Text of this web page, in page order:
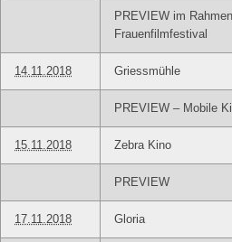
PREVIEW im
Frauenfilmfestival
14.11.2018 Griessmühle
PREVIEW – Mobile
15.11.2018 Zebra Kino
PREVIEW
17.11.2018 Gloria